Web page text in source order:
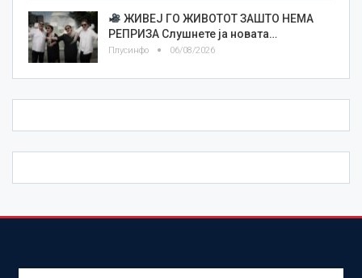
ЖИВЕЈ ГО ЖИВОТОТ ЗАШТО НЕМА
РЕПРИЗА Слушнете ја новата…
Плусинфо 06/08/2026